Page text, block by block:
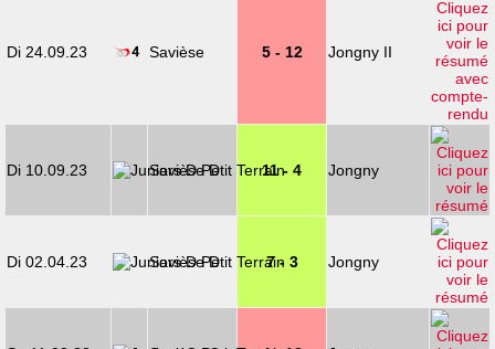
Di 24.09.23 Savièse 5 - 12 Jongny II
Di 10.09.23 Savièse D 11 - 4 Jongny
Di 02.04.23 Savièse D 7 - 3 Jongny